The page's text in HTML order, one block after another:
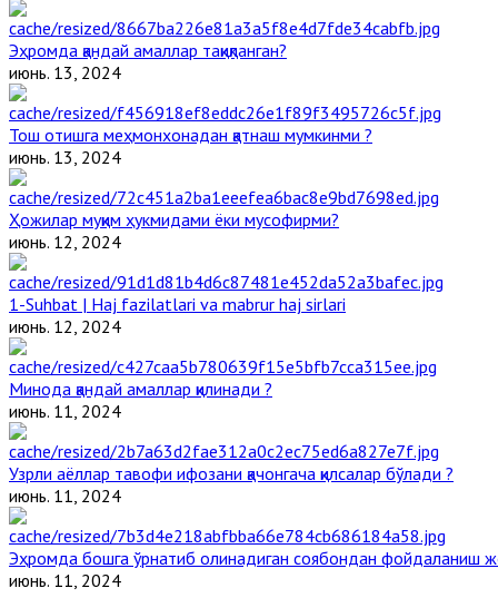
Эҳромда қандай амаллар тақиқланган?
июнь. 13, 2024
Тош отишга меҳмонхонадан қатнаш мумкинми ?
июнь. 13, 2024
Ҳожилар муқим ҳукмидами ёки мусофирми?
июнь. 12, 2024
1-Suhbat | Haj fazilatlari va mabrur haj sirlari
июнь. 12, 2024
Минода қандай амаллар қилинади ?
июнь. 11, 2024
Узрли аёллар тавофи ифозани қачонгача қилсалар бўлади ?
июнь. 11, 2024
Эҳромда бошга ўрнатиб олинадиган соябондан фойдаланиш
июнь. 11, 2024